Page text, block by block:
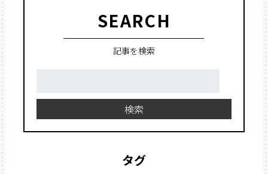
SEARCH
記事を検索
検索
タグ